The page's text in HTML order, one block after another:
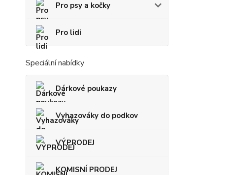
Pro psy a kočky
Pro lidi
Speciální nabídky
Dárkové poukazy
Vyhazováky do podkov
VÝPRODEJ
KOMISNÍ PRODEJ